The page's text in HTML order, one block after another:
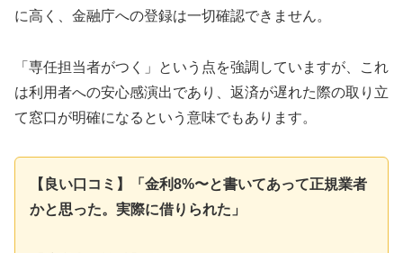
に高く、金融庁への登録は一切確認できません。
「専任担当者がつく」という点を強調していますが、これ
は利用者への安心感演出であり、返済が遅れた際の取り立
て窓口が明確になるという意味でもあります。
【良い口コミ】「金利8%〜と書いてあって正規業者
かと思った。実際に借りられた」